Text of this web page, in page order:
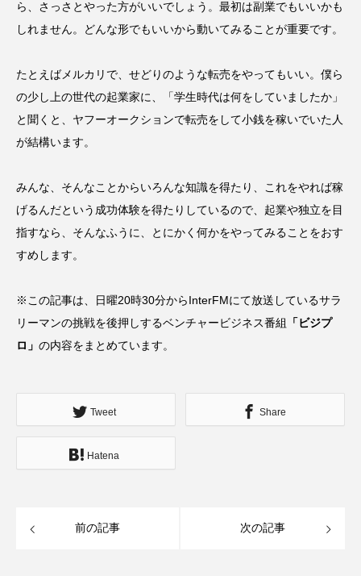
ら、さっさとやった方がいいでしょう。最初は副業でもいいかも
しれません。どんな形でもいいから動いてみることが重要です。
たとえばメルカリで、せどりのような転売をやってもいい。僕ら
の少し上の世代の起業家に、「学生時代は何をしていましたか」
と聞くと、ヤフーオークションで転売をして小銭を稼いでいた人
が結構います。
みんな、そんなことからいろんな知識を得たり、これをやれば稼
げるんだという成功体験を得たりしているので、起業や独立を目
指すなら、そんなふうに、とにかく何かをやってみることをおす
すめします。
※この記事は、日曜20時30分からInterFMにて放送しているサラ
リーマンの挑戦を後押しするベンチャービジネス番組
「ビジプ
ロ 」 の内容をまとめています。
Tweet Share
Hatena
前の記事 次の記事